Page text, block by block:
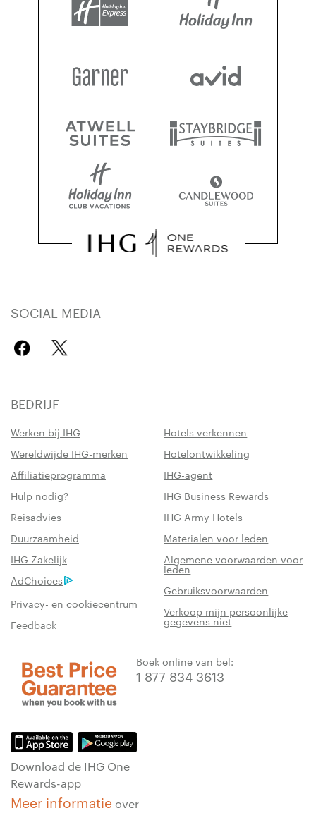
SOCIAL MEDIA
BEDRIJF
Werken bij IHG
Hotels verkennen
Wereldwijde IHG-merken
Hotelontwikkeling
Affiliatieprogramma
IHG-agent
Hulp nodig?
IHG Business Rewards
Reisadvies
IHG Army Hotels
Duurzaamheid
Materialen voor leden
IHG Zakelijk
Algemene voorwaarden voor
leden
AdChoices
Gebruiksvoorwaarden
Privacy- en cookiecentrum
Verkoop mijn persoonlijke
gegevens niet
Feedback
Boek online van bel:
1 877 834 3613
Download de IHG One
Rewards-app
Meer informatie over